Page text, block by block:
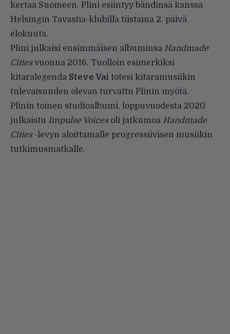
kertaa Suomeen. Plini esiintyy bändinsä kanssa
Helsingin Tavastia-klubilla tiistaina 2. päivä
elokuuta.
Plini julkaisi ensimmäisen albuminsa Handmade
Citiesvuonna 2016. Tuolloin esimerkiksi
kitaralegenda Steve Vai totesi kitaramusiikin
tulevaisuuden olevan turvattu Plinin myötä.
Plinin toinen studioalbumi, loppuvuodesta 2020
julkaistu Impulse Voicesoli jatkumoa Handmade
Cities-levyn aloittamalle progressiivisen musiikin
tutkimusmatkalle.